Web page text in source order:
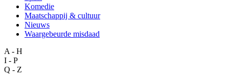
Komedie
Maatschappij & cultuur
Nieuws
Waargebeurde misdaad
A - H
I - P
Q - Z